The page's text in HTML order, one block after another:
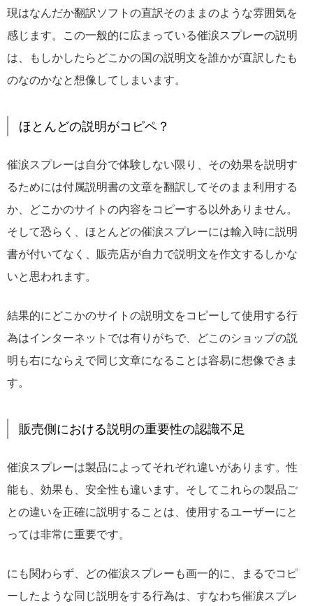
現はなんだか翻訳ソフトの直訳そのままのような雰囲気を
感じます。この一般的に広まっている催涙スプレーの説明
は、もしかしたらどこかの国の説明文を誰かが直訳したも
のなのかなと想像してしまいます。
ほとんどの説明がコピペ？
催涙スプレーは自分で体験しない限り、その効果を説明す
るためには付属説明書の文章を翻訳してそのまま利用する
か、どこかのサイトの内容をコピーする以外ありません。
そして恐らく、ほとんどの催涙スプレーには輸入時に説明
書が付いてなく、販売店が自力で説明文を作文するしかな
いと思われます。
結果的にどこかのサイトの説明文をコピーして使用する行
為はインターネットでは有りがちで、どこのショップの説
明も右にならえで同じ文章になることは容易に想像できま
す。
販売側における説明の重要性の認識不足
催涙スプレーは製品によってそれぞれ違いがあります。性
能も、効果も、安全性も違います。そしてこれらの製品ご
との違いを正確に説明することは、使用するユーザーにと
っては非常に重要です。
にも関わらず、どの催涙スプレーも画一的に、まるでコピ
ーしたような同じ説明をする行為は、すなわち催涙スプレ